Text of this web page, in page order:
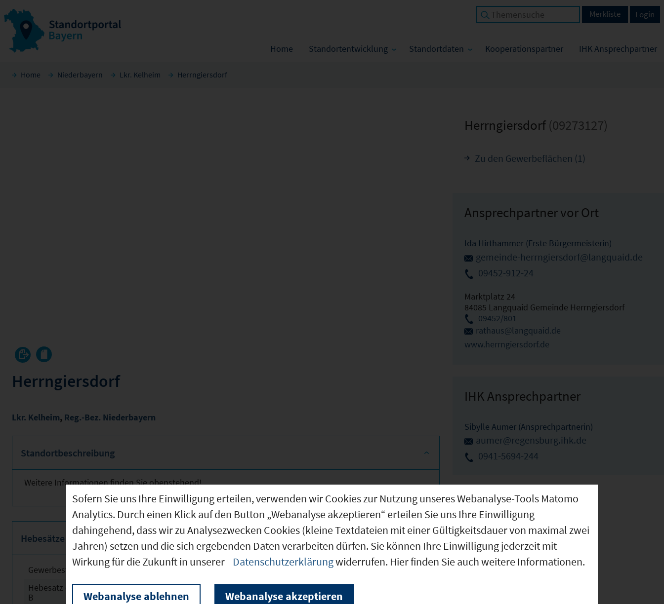
Home Standortentwicklung Standortdaten Kooperationspartner IHK Ansprechpartner
Login
Merkliste
Home Niederbayern Lkr. Kelheim Herrngiersdorf
Herrngiersdorf
Lkr. Kelheim, Reg.-Bez. Niederbayern
Standortbeschreibung
Weitere Informationen finden Sie obenstehend!
Hebesätze
Gewerbesteuerhebesatz
Hebesatz der Grundsteuer
B
2025 200 *
Herrngiersdorf (09273127)
Zu den Gewerbeflächen (1)
Ansprechpartner vor Ort
Ida Hirthammer (Erste Bürgermeisterin)
gemeinde-herrngiersdorf@langquaid.de
09452-912-24
Marktplatz 24
84085 Langquaid Gemeinde Herrngiersdorf
09452/801
rathaus@langquaid.de
www.herrngiersdorf.de
IHK Ansprechpartner
Sibylle Aumer (Ansprechpartnerin)
aumer@regensburg.ihk.de
0941-5694-244
Sofern Sie uns Ihre Einwilligung erteilen, verwenden wir Cookies zur Nutzung unseres Webanalyse-Tools Matomo
Analytics. Durch einen Klick auf den Button „Webanalyse akzeptieren“ erteilen Sie uns Ihre Einwilligung
dahingehend, dass wir zu Analysezwecken Cookies (kleine Textdateien mit einer Gültigkeitsdauer von maximal zwei
Jahren) setzen und die sich ergebenden Daten verarbeiten dürfen. Sie können Ihre Einwilligung jederzeit mit
Wirkung für die Zukunft in unserer
Datenschutzerklärungwiderrufen. Hier finden Sie auch weitere Informationen.
Webanalyse ablehnen Webanalyse akzeptieren